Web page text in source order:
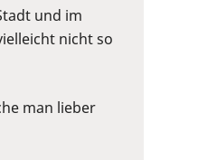
und im
nicht so
man lieber